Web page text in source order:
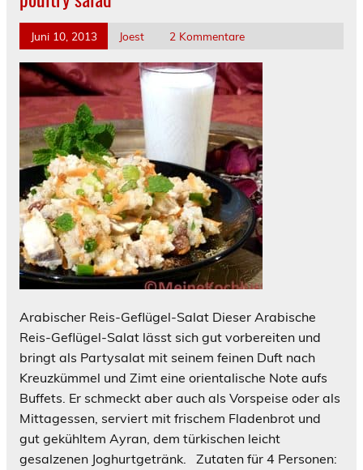
Juni 10, 2013 Joest 2 Kommentare
Arabischer Reis-Geflügel-Salat Dieser Arabische
Reis-Geflügel-Salat lässt sich gut vorbereiten und
bringt als Partysalat mit seinem feinen Duft nach
Kreuzkümmel und Zimt eine orientalische Note aufs
Buffets. Er schmeckt aber auch als Vorspeise oder als
Mittagessen, serviert mit frischem Fladenbrot und
gut gekühltem Ayran, dem türkischen leicht
gesalzenen Joghurtgetränk. Zutaten für 4 Personen: